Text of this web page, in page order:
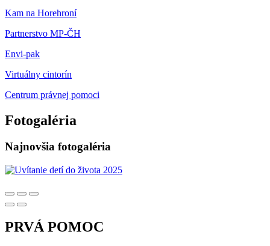
Kam na Horehroní
Partnerstvo MP-ČH
Envi-pak
Virtuálny cintorín
Centrum právnej pomoci
Fotogaléria
Najnovšia fotogaléria
PRVÁ POMOC